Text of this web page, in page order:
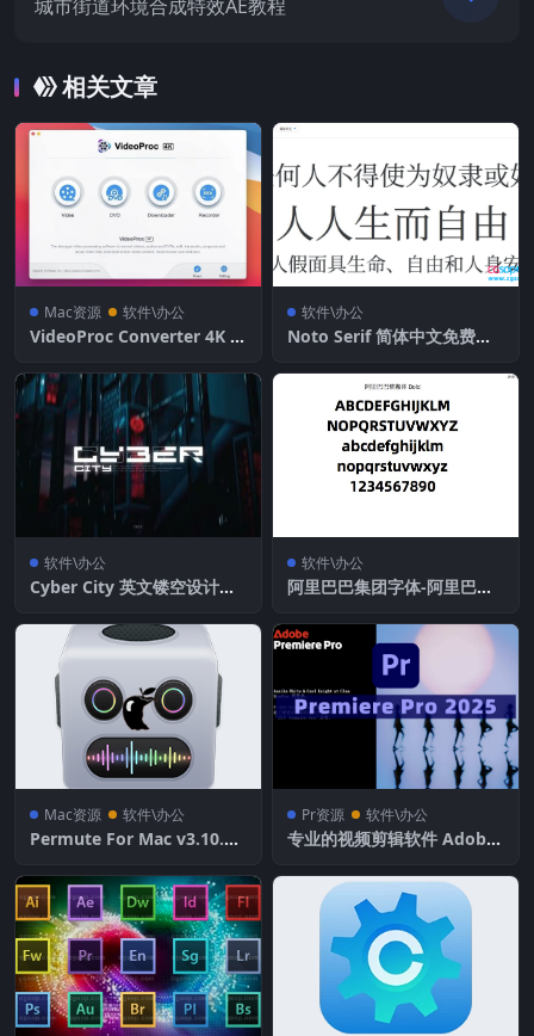
城市街道环境合成特效AE教程
相关文章
Mac资源 软件\办公
VideoProc Converter 4K F
频处理转换工具
软件\办公
Noto Serif 简体中文免费商
软件\办公
Cyber City 英文镂空设计字
软件\办公
阿里巴巴集团字体-阿里巴巴
Mac资源 软件\办公
Permute For Mac v3.10.8
Pr资源 软件\办公
专业的视频剪辑软件 Adobe
0.73